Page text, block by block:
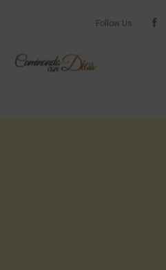
Follow Us